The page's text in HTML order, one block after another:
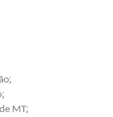
;
;
MT;